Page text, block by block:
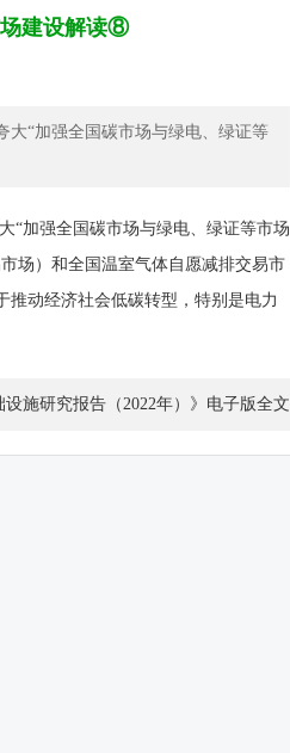
场建设解读⑧
大“加强全国碳市场与绿电、绿证等
“加强全国碳市场与绿电、绿证等市场
场）和全国温室气体自愿减排交易市
动经济社会低碳转型，特别是电力
设施研究报告（2022年）》电子版全文